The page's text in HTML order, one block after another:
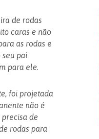
de rodas
caras e não
as rodas e
seu pai
para ele.
foi projetada
não é
de
rodas para